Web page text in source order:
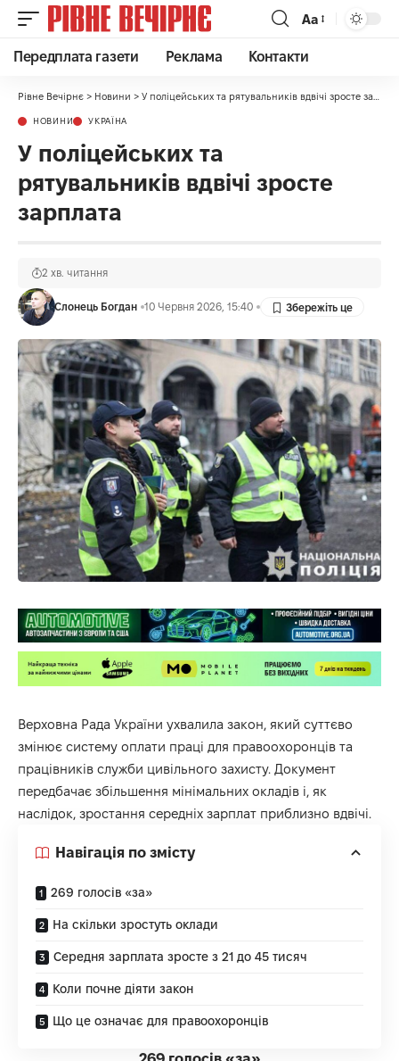
Аа
Передплата газети Реклама Контакти
Рівне Вечірнє > Новини > У поліцейських та рятувальників вдвічі зросте зарплата
НОВИНИ УКРАЇНА
У поліцейських та
рятувальників вдвічі зросте
зарплата
Слонець Богдан 10 Червня 2026, 15:40
2 хв. читання
Верховна Рада України ухвалила закон, який суттєво
змінює систему оплати праці для правоохоронців та
працівників служби цивільного захисту. Документ
передбачає збільшення мінімальних окладів і, як
наслідок, зростання середніх зарплат приблизно вдвічі.
Навігація по змісту
269 голосів «за»
На скільки зростуть оклади
Середня зарплата зросте з 21 до 45 тисяч
Коли почне діяти закон
Що це означає для правоохоронців